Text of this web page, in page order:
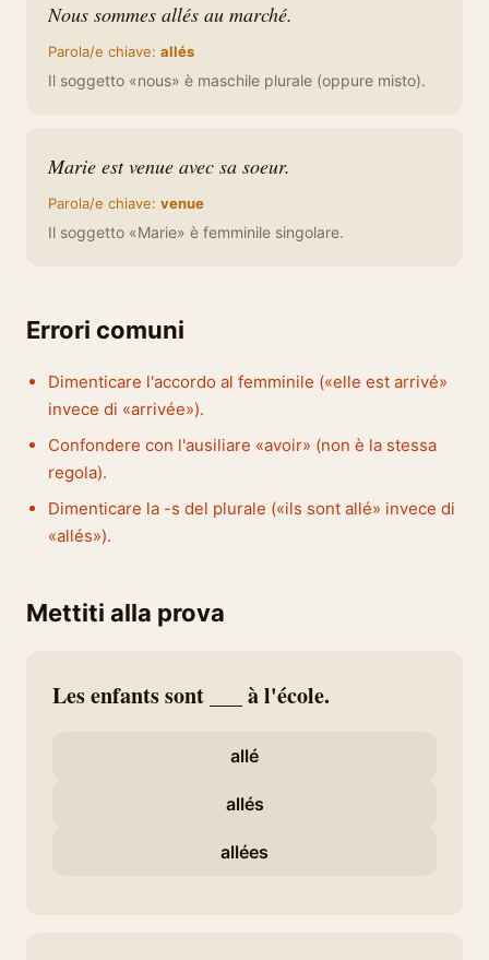
Nous sommes allés au marché.
Parola/e chiave: allés
Il soggetto «nous» è maschile plurale (oppure misto).
Marie est venue avec sa soeur.
Parola/e chiave: venue
Il soggetto «Marie» è femminile singolare.
Errori comuni
Dimenticare l'accordo al femminile («elle est arrivé»
invece di «arrivée»).
Confondere con l'ausiliare «avoir» (non è la stessa
regola).
Dimenticare la -s del plurale («ils sont allé» invece di
«allés»).
Mettiti alla prova
Les enfants sont ___ à l'école.
allé
allés
allées